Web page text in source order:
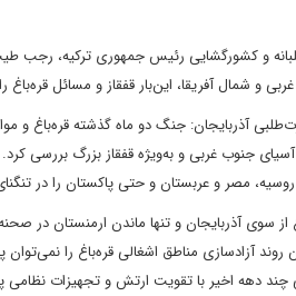
و کشورگشایی رئیس جمهوری ترکیه، رجب
شمال آفریقا، این‌بار قفقاز و مسائل قره‌باغ
آذربایجان: جنگ دو ماه گذشته قره‌باغ
آسیای جنوب غربی و به‌ویژه قفقاز بزرگ بررسی
روسیه، مصر و عربستان و حتی پاکستان را در
از سوی آذربایجان و تنها ماندن ارمنستان در
روند آزادسازی مناطق اشغالی قره‌باغ را
چند دهه اخیر با تقویت ارتش و تجهیزات